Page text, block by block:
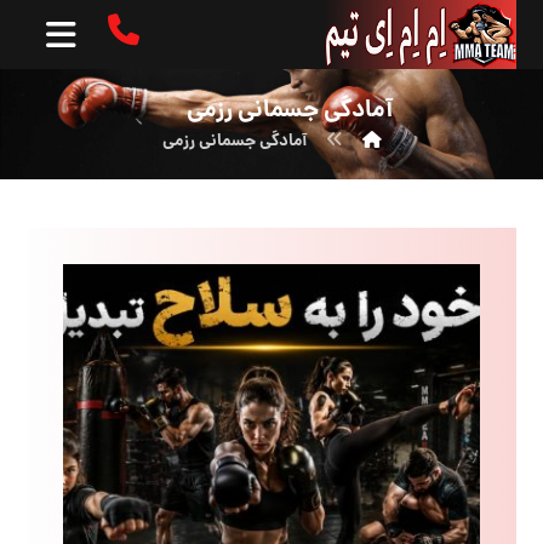
آمادگی جسمانی رزمی
آمادگی جسمانی رزمی